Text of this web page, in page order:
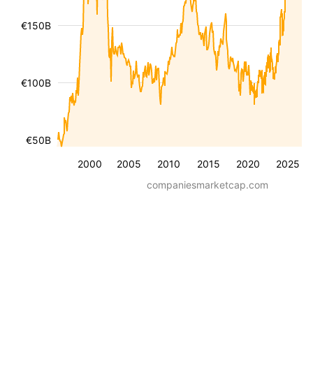
2000 2005 2010 2015 2020 2025
€50B
€100B
€150B
companiesmarketcap.com